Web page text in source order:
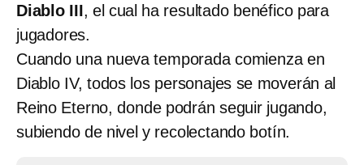
Diablo III, el cual ha resultado benéfico para
jugadores.
Cuando una nueva temporada comienza en
Diablo IV, todos los personajes se moverán al
Reino Eterno, donde podrán seguir jugando,
subiendo de nivel y recolectando botín.